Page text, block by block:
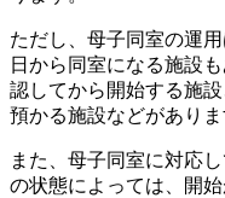
ただし、母子同室の運
日から同室になる施設
認してから開始する施
預かる施設などがありま
また、母子同室に対応
の状態によっては、開